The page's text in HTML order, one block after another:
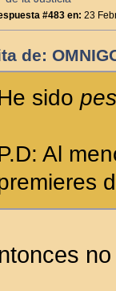
#483 en: 23
de:
sido
Al